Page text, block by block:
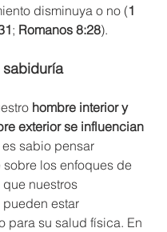
disminuya o no (1
; Romanos 8:28).
sabiduría
hombre interior y
exterior se influencian
es sabio pensar
los enfoques de
nuestros
estar
para su salud física. En